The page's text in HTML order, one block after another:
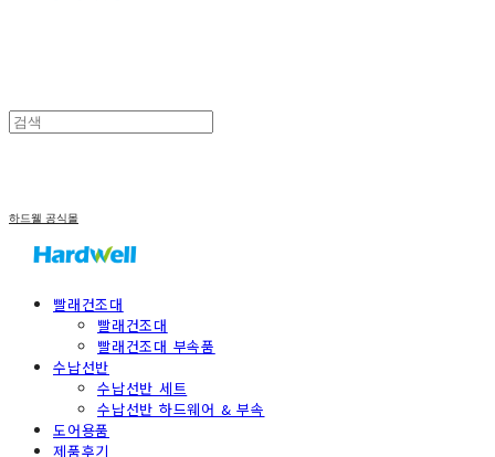
하드웰 공식몰
빨래건조대
빨래건조대
빨래건조대 부속품
수납선반
수납선반 세트
수납선반 하드웨어 & 부속
도어용품
제품후기